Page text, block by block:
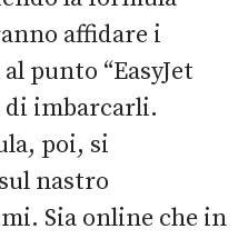
affidare i
punto “EasyJet
di imbarcarli.
poi, si
nastro
Sia online che in